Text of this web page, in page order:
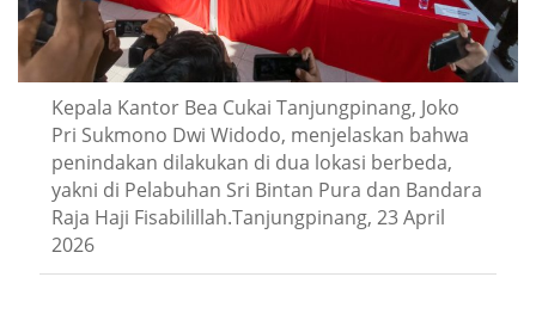
Kepala Kantor Bea Cukai Tanjungpinang, Joko
Pri Sukmono Dwi Widodo, menjelaskan bahwa
penindakan dilakukan di dua lokasi berbeda,
yakni di Pelabuhan Sri Bintan Pura dan Bandara
Raja Haji Fisabilillah.Tanjungpinang, 23 April
2026